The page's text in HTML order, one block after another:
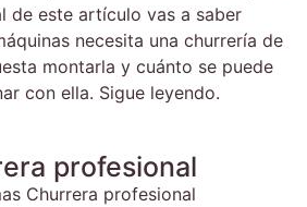
de este artículo vas a saber
necesita una churrería de
montarla y cuánto se puede
con ella. Sigue leyendo.
profesional
Churrera profesional